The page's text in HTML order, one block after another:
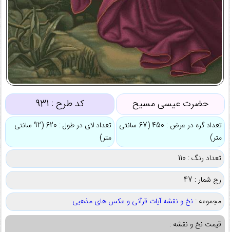
حضرت عیسی مسیح کد طرح : 931
تعداد گره در عرض : 450 (67 سانتی
متر)
تعداد لای در طول : 620 (92 سانتی
متر)
تعداد رنگ : 110
رج شمار : 47
مجموعه : نخ و نقشه آیات قرآنی و عکس های مذهبی
قیمت نخ و نقشه :